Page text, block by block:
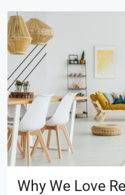
Why We Love